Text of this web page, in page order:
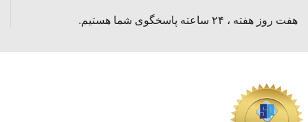
هفت روز هفته ، ۲۴ ساعته پاسخگوی شما هستیم.